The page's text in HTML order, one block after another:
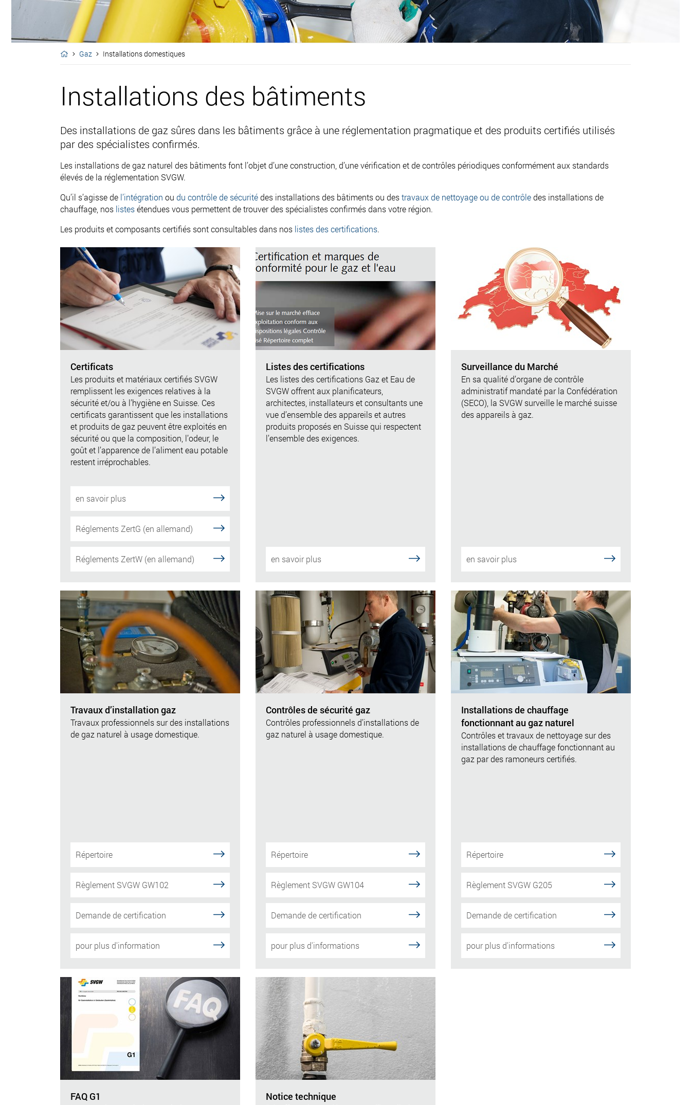
Gaz Installations domestiques
Installations des bâtiments
Des installations de gaz sûres dans les bâtiments grâce à une réglementation pragmatique et des produits certifiés utilisés
par des spécialistes confirmés.
Les installations de gaz naturel des bâtiments font l’objet d’une construction, d’une vérification et de contrôles périodiques conformément aux standards
élevés de la réglementation SVGW.
Qu’il s’agisse de l’intégration ou du contrôle de sécuritédes installations des bâtiments ou destravaux de nettoyage ou de contrôledes installations de
chauffage, nos listesétendues vous permettent de trouver des spécialistes confirmés dans votre région.
Les produits et composants certifiés sont consultables dans nos listes des certifications.
Certificats
Les produits et matériaux certifiés SVGW
remplissent les exigences relatives à la
sécurité et/ou à l’hygiène en Suisse. Ces
certificats garantissent que les installations
et produits de gaz peuvent être exploités en
sécurité ou que la composition, l’odeur, le
goût et l’apparence de l’aliment eau potable
restent irréprochables.
en savoir plus
Réglements ZertG (en allemand)
Réglements ZertW (en allemand)
Listes des certifications
Les listes des certifications Gaz et Eau de
SVGW offrent aux planificateurs,
architectes, installateurs et consultants une
vue d’ensemble des appareils et autres
produits proposés en Suisse qui respectent
l’ensemble des exigences.
en savoir plus
Surveillance du Marché
En sa qualité d’organe de contrôle
administratif mandaté par la Confédération
(SECO), la SVGW surveille le marché suisse
des appareils à gaz.
en savoir plus
Travaux d’installation gaz
Travaux professionnels sur des installations
de gaz naturel à usage domestique.
Répertoire
Règlement SVGW GW102
Demande de certification
pour plus d'information
Contrôles de sécurité gaz
Contrôles professionnels d’installations de
gaz naturel à usage domestique.
Répertoire
Règlement SVGW GW104
Demande de certification
pour plus d'informations
Installations de chauffage
fonctionnant au gaz naturel
Contrôles et travaux de nettoyage sur des
installations de chauffage fonctionnant au
gaz par des ramoneurs certifiés.
Répertoire
Règlement SVGW G205
Demande de certification
pour plus d'informations
FAQ G1 Notice technique